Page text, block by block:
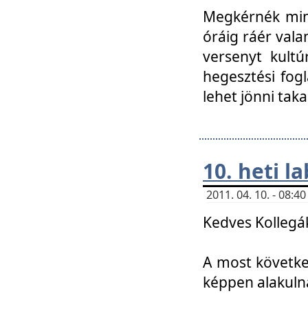
Megkérnék
óráig ráér
versenyt
hegesztési
lehet jönni
10. heti
2011. 04. 10. -
Kedves
A most
képpen